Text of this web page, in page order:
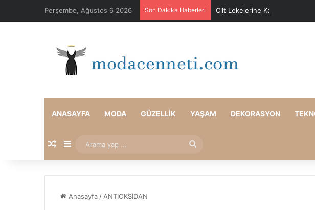
Perşembe, Ağustos 6 2026 Son Dakika Haberleri Cilt Lekelerine Karşı Evde
ANASAYFA MODA GÜZELLIK YAŞAM DEKORASYON
Rastgele Makale
Kenar Bölmesi
yap
Anasayfa / ANTİOKSİDAN